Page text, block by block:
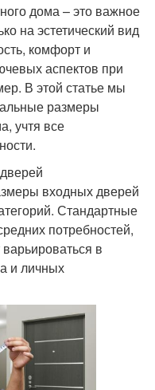
дома – это важное
на эстетический вид
комфорт и
аспектов при
В этой статье мы
размеры
учтя все
входных дверей
Стандартные
потребностей,
в
и личных